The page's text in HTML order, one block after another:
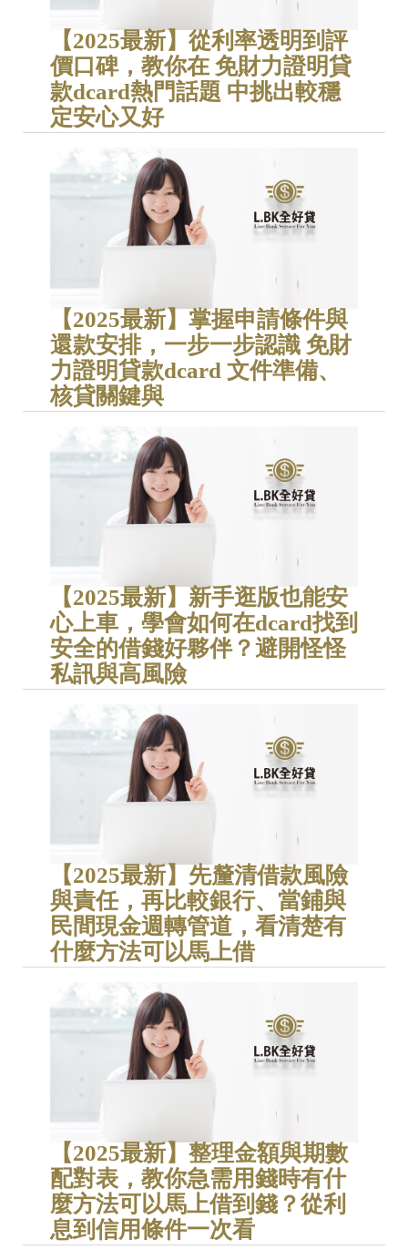
【2025最新】從利率透明到評
價口碑，教你在 免財力證明貸
款dcard熱門話題 中挑出較穩
定安心又好
【2025最新】掌握申請條件與
還款安排，一步一步認識 免財
力證明貸款dcard 文件準備、
核貸關鍵與
【2025最新】新手逛版也能安
心上車，學會如何在dcard找到
安全的借錢好夥伴？避開怪怪
私訊與高風險
【2025最新】先釐清借款風險
與責任，再比較銀行、當鋪與
民間現金週轉管道，看清楚有
什麼方法可以馬上借
【2025最新】整理金額與期數
配對表，教你急需用錢時有什
麼方法可以馬上借到錢？從利
息到信用條件一次看